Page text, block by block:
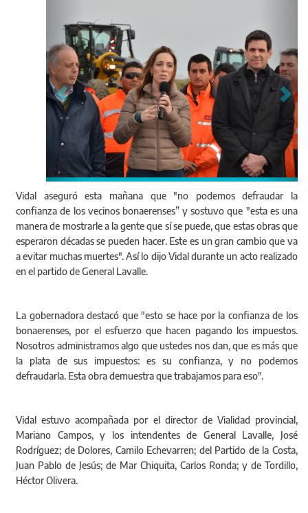
Vidal aseguró esta mañana que "no podemos defraudar la
confianza de los vecinos bonaerenses” y sostuvo que "esta es una
manera de mostrarle a la gente que sí se puede, que estas obras que
esperaron décadas se pueden hacer. Este es un gran cambio que va
a evitar muchas muertes". Así lo dijo Vidal durante un acto realizado
en el partido de General Lavalle.
La gobernadora destacó que "esto se hace por la confianza de los
bonaerenses, por el esfuerzo que hacen pagando los impuestos.
Nosotros administramos algo que ustedes nos dan, que es más que
la plata de sus impuestos: es su confianza, y no podemos
defraudarla. Esta obra demuestra que trabajamos para eso".
Vidal estuvo acompañada por el director de Vialidad provincial,
Mariano Campos, y los intendentes de General Lavalle, José
Rodríguez; de Dolores, Camilo Echevarren; del Partido de la Costa,
Juan Pablo de Jesús; de Mar Chiquita, Carlos Ronda; y de Tordillo,
Héctor Olivera.